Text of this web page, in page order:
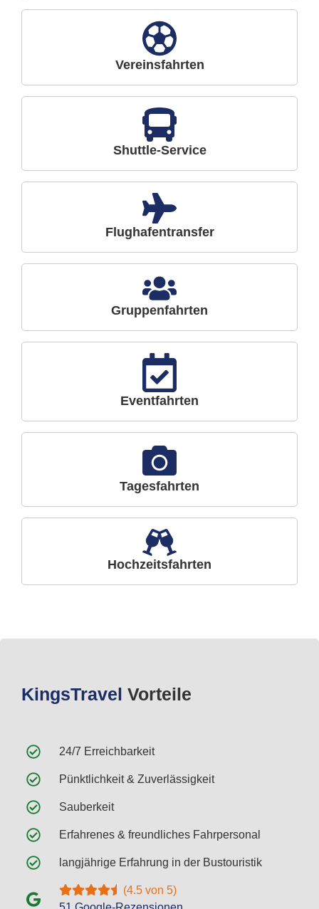
Vereinsfahrten
Shuttle-Service
Flughafentransfer
Gruppenfahrten
Eventfahrten
Tagesfahrten
Hochzeitsfahrten
KingsTravel Vorteile
24/7 Erreichbarkeit
Pünktlichkeit & Zuverlässigkeit
Sauberkeit
Erfahrenes & freundliches Fahrpersonal
langjährige Erfahrung in der Bustouristik
(4.5 von 5)